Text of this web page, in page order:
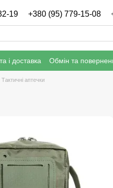
19 +380 (95) 779-15-08
і доставка Обмін та
конфіденційності Гарантія
Тактичні аптечки